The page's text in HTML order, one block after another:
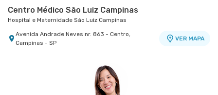
Centro Médico São Luiz Campinas
Hospital e Maternidade São Luiz Campinas
Avenida Andrade Neves nr. 863 - Centro,
Campinas - SP
VER MAPA